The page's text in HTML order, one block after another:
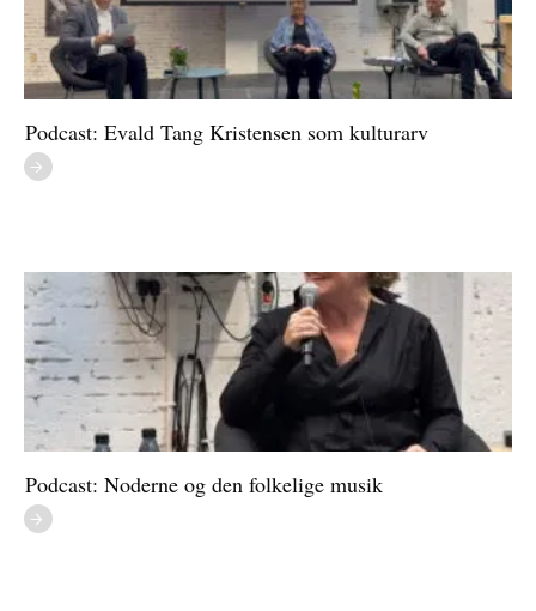
Podcast: Evald Tang Kristensen som kulturarv
Podcast: Noderne og den folkelige musik